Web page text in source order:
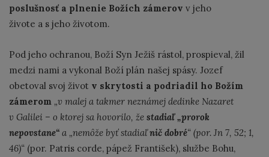
poslušnosť a plnenie Božích zámerov v jeho
živote a s jeho životom.
Pod jeho ochranou, Boží Syn Ježiš rástol, prospieval, žil
medzi nami a vykonal Boží plán našej spásy. Jozef
obetoval svoj život v skrytosti a podriadil ho Božím
zámerom „v malej a takmer neznámej dedinke Nazaret
v Galilei – o ktorej sa hovorilo, že stadiaľ „prorok
nepovstane“ a „nemôže byť stadiaľnič dobré“ (por. Jn 7, 52; 1,
46)“ (por. Patris corde, pápež František), službe Bohu,